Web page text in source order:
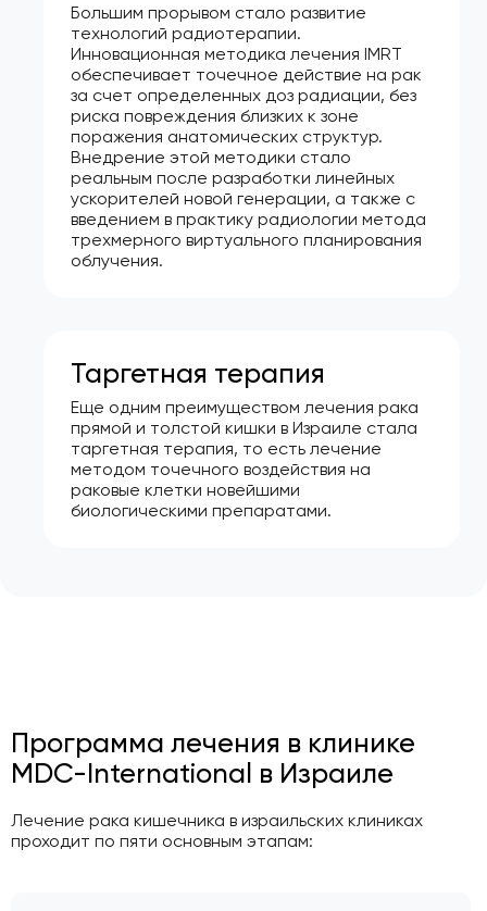
Большим прорывом стало развитие
технологий радиотерапии.
Инновационная методика лечения IMRT
обеспечивает точечное действие на рак
за счет определенных доз радиации, без
риска повреждения близких к зоне
поражения анатомических структур.
Внедрение этой методики стало
реальным после разработки линейных
ускорителей новой генерации, а также с
введением в практику радиологии метода
трехмерного виртуального планирования
облучения.
Таргетная терапия
Еще одним преимуществом лечения рака
прямой и толстой кишки в Израиле стала
таргетная терапия, то есть лечение
методом точечного воздействия на
раковые клетки новейшими
биологическими препаратами.
Программа лечения в клинике
MDC-International в Израиле
Лечение рака кишечника в израильских клиниках
проходит по пяти основным этапам: